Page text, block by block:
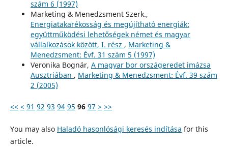
szám 6 (1997)
Marketing & Menedzsment Szerk.,
Energiatakarékosság és megújítható energiák:
együttműködési lehetőségek német és magyar
vállalkozások között, I. rész , Marketing &
Menedzsment: Évf. 31 szám 5 (1997)
Veronika Bognár, A magyar bor országeredet imázsa
Ausztriában , Marketing & Menedzsment: Évf. 39 szám
2 (2005)
<< < 91 92 93 94 95 96 97 > >>
You may also Haladó hasonlósági keresés indítása for this
article.